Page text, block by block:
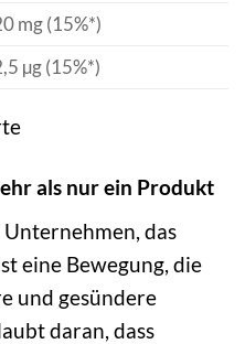
mg (15%*)
µg (15%*)
als nur ein Produkt
das
eine Bewegung, die
und gesündere
daran, dass